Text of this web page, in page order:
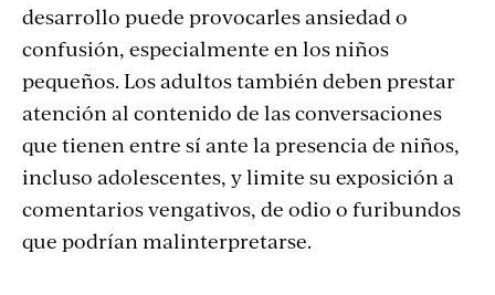
desarrollo puede provocarles ansiedad o
confusión, especialmente en los niños
pequeños. Los adultos también deben prestar
atención al contenido de las conversaciones
que tienen entre sí ante la presencia de niños,
incluso adolescentes, y limite su exposición a
comentarios vengativos, de odio o furibundos
que podrían malinterpretarse.